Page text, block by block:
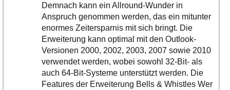
Demnach kann ein Allround-Wunder in
Anspruch genommen werden, das ein mitunter
enormes Zeitersparnis mit sich bringt. Die
Erweiterung kann optimal mit den Outlook-
Versionen 2000, 2002, 2003, 2007 sowie 2010
verwendet werden, wobei sowohl 32-Bit- als
auch 64-Bit-Systeme unterstützt werden. Die
Features der Erweiterung Bells & Whistles Wer